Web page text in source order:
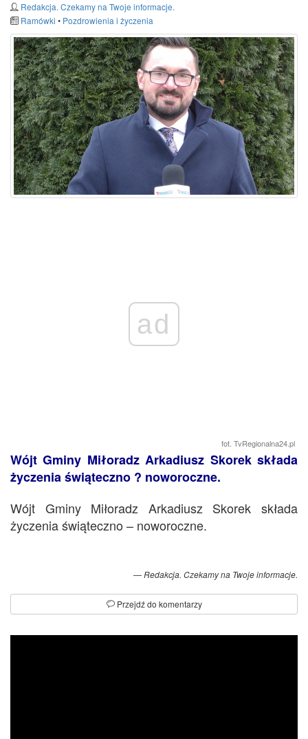
Redakcja. Czekamy na Twoje informacje.
Ramówki • Pozdrowienia i życzenia
ad
fot. TvRegionalna24.pl
Wójt Gminy Miłoradz Arkadiusz Skorek składa
życzenia świąteczno ? noworoczne.
Wójt Gminy Miłoradz Arkadiusz Skorek składa
życzenia świąteczno – noworoczne.
Redakcja. Czekamy na Twoje informacje.
Przejdź do komentarzy